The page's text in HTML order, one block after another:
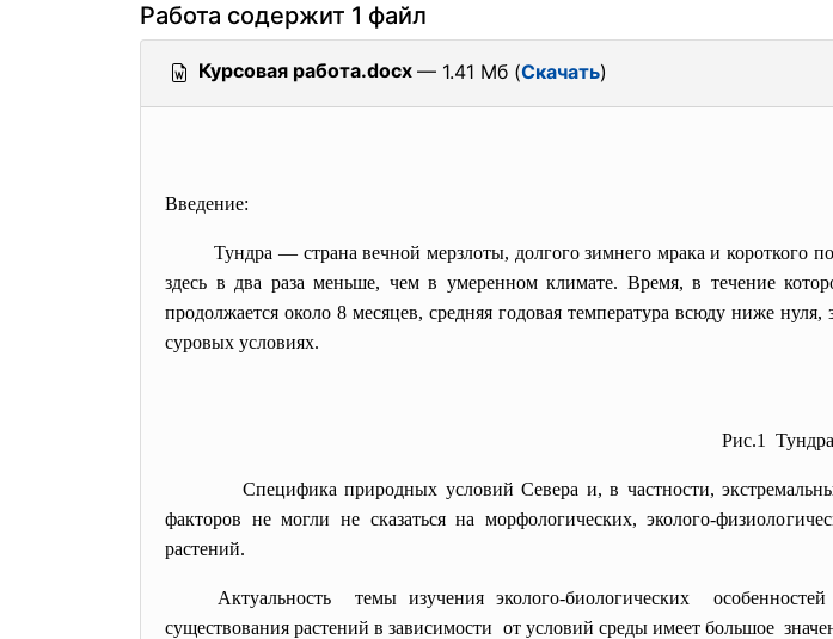
Работа содержит 1 файл
Курсовая работа.docx — 1.41 Мб (Скачать)
Введение:
Тундра — страна вечной мерзлоты, долгого зимнего мрака и короткого
здесь в два раза меньше, чем в умеренном климате. Время, в течение
продолжается около 8 месяцев, средняя годовая температура всюду ниже
суровых условиях.
Рис.1 Тундра
Специфика природных условий Севера и, в частности, экстремальные
факторов не могли не сказаться на морфологических, эколого-
растений.
Актуальность темы изучения эколого-биологических
существования растений в зависимости от условий среды имеет большое